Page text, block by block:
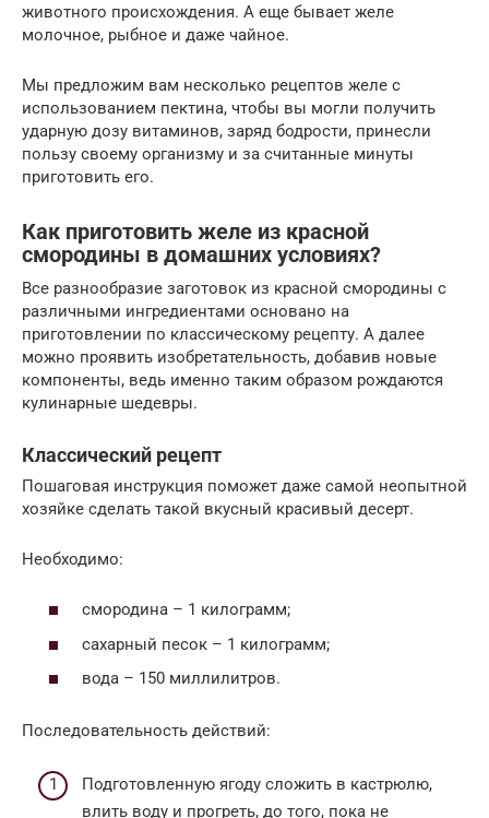
животного происхождения. А еще бывает желе
молочное, рыбное и даже чайное.
Мы предложим вам несколько рецептов желе с
использованием пектина, чтобы вы могли получить
ударную дозу витаминов, заряд бодрости, принесли
пользу своему организму и за считанные минуты
приготовить его.
Как приготовить желе из красной
смородины в домашних условиях?
Все разнообразие заготовок из красной смородины с
различными ингредиентами основано на
приготовлении по классическому рецепту. А далее
можно проявить изобретательность, добавив новые
компоненты, ведь именно таким образом рождаются
кулинарные шедевры.
Классический рецепт
Пошаговая инструкция поможет даже самой неопытной
хозяйке сделать такой вкусный красивый десерт.
Необходимо:
смородина – 1 килограмм;
сахарный песок – 1 килограмм;
вода – 150 миллилитров.
Последовательность действий:
Подготовленную ягоду сложить в кастрюлю,
влить воду и прогреть, до того, пока не